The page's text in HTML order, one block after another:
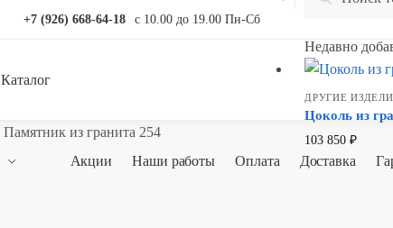
+7 (926) 668-64-18 с 10.00 до 19.00 Пн-Сб
Каталог
Акции Наши работы Оплата Доставка
Недавно
ДРУГИЕ
Цоколь из
103 850₽
Памятник из гранита 254